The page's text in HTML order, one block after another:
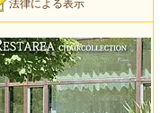
法律による表示